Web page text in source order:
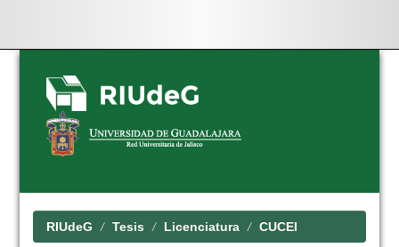
Skip
navigation
RIUdeG Tesis Licenciatura CUCEI